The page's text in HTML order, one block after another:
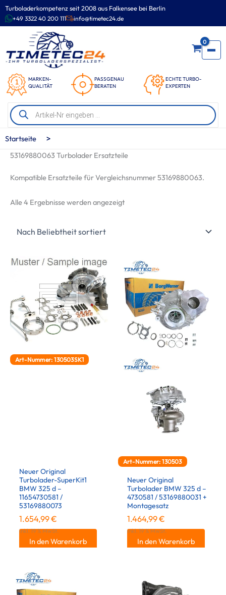
Turboladerkompetenz seit 2008 aus Falkensee bei Berlin
+49 3322 40 200 111 info@timetec24.de
MARKEN-
QUALITÄT
PASSGENAU
BERATEN
ECHTE TURBO-
EXPERTEN
0
Products
search
Zum
Inhalt
springen
Startseite >
53169880063 Turbolader Ersatzteile
Kompatible Ersatzteile für Vergleichsnummer 53169880063.
Alle 4 Ergebnisse werden angezeigtNach
Art-Nummer: 130503SK1
Neuer Original
Turbolader-SuperKit1
BMW 325 d –
11654730581 /
53169880073
1.654,99€
inkl. 19 % MwSt.
In den Warenkorb
Art-Nummer: 130503
Neuer Original
Turbolader BMW 325 d –
4730581 / 53169880031 +
Montagesatz
1.464,99€
inkl. 19 % MwSt.
In den Warenkorb